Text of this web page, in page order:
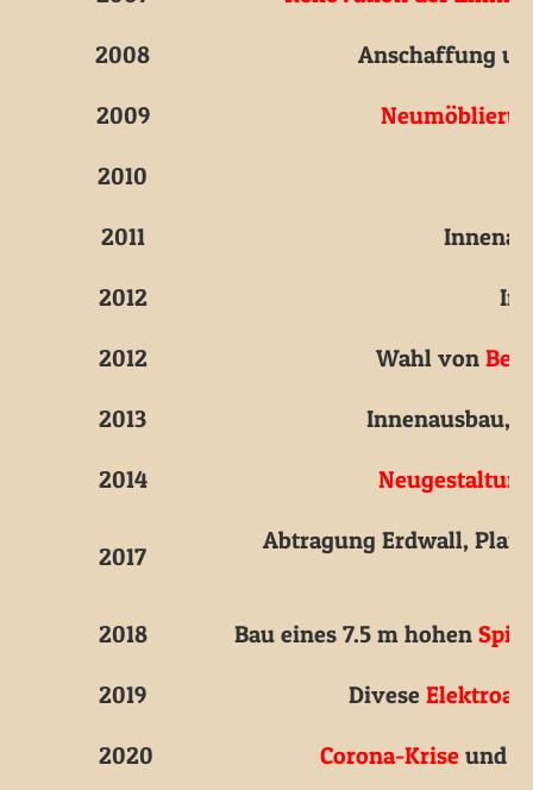
2008 Anschaffung
2009
2010
2011
2012
2012 Wahl von
2013 Innenausbau,
2014
2017
Abtragung Erdwall,
2018 Bau eines 7.5 m hohen
2019 Divese
2020 Corona-Kriseund